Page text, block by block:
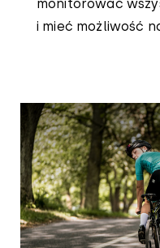
monitorować
i mieć możliwość